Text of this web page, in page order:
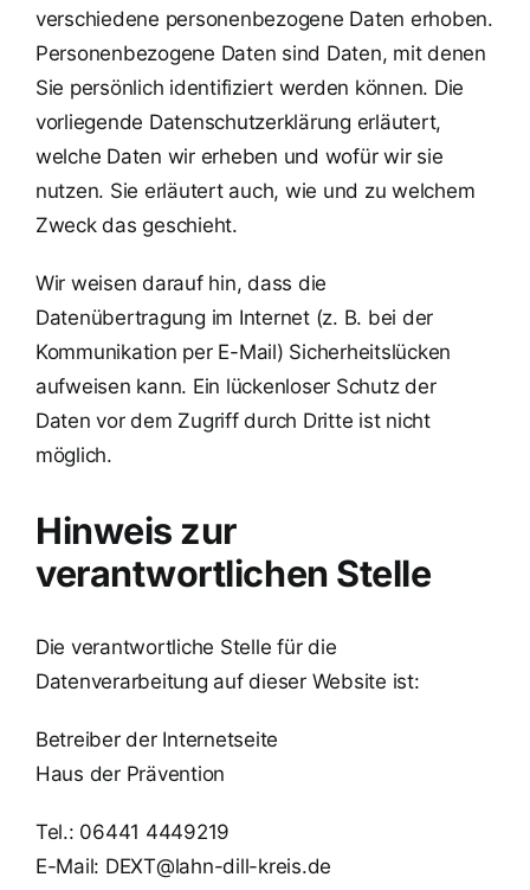
verschiedene personenbezogene Daten erhoben.
Personenbezogene Daten sind Daten, mit denen
Sie persönlich identifiziert werden können. Die
vorliegende Datenschutzerklärung erläutert,
welche Daten wir erheben und wofür wir sie
nutzen. Sie erläutert auch, wie und zu welchem
Zweck das geschieht.
Wir weisen darauf hin, dass die
Datenübertragung im Internet (z. B. bei der
Kommunikation per E-Mail) Sicherheitslücken
aufweisen kann. Ein lückenloser Schutz der
Daten vor dem Zugriff durch Dritte ist nicht
möglich.
Hinweis zur
verantwortlichen Stelle
Die verantwortliche Stelle für die
Datenverarbeitung auf dieser Website ist:
Betreiber der Internetseite
Haus der Prävention
Tel.: 06441 4449219
E-Mail: DEXT@lahn-dill-kreis.de